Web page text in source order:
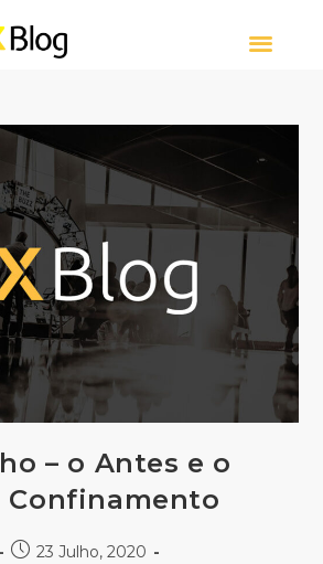
– o Antes e o
Confinamento
23 Julho, 2020